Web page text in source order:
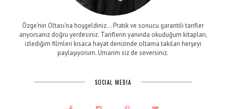
Özge'nin Oltası'na hoşgeldiniz... Pratik ve sonucu garantili tarifler
arıyorsanız doğru yerdesiniz. Tariflerin yanında okuduğum kitapları,
izlediğim filmleri kısaca hayat denizinde oltama takılan herşeyi
paylaşıyorum. Umarım siz de seversiniz.
SOCIAL MEDIA